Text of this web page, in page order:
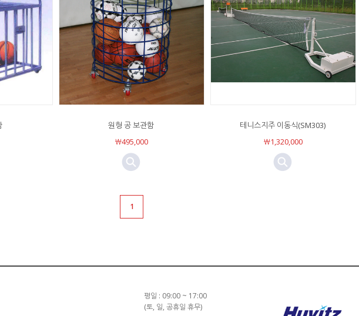
원형 공 보관함
￦495,000
테니스지주 이동식(SM303)
￦1,320,000
1
평일 : 09:00 ~ 17:00
(토, 일, 공휴일 휴무)